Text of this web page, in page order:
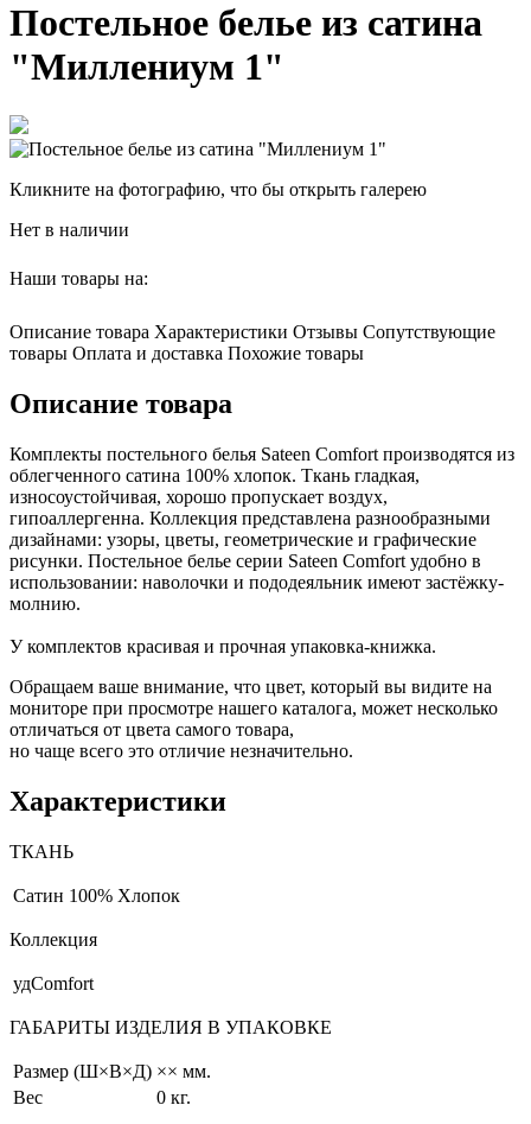
Постельное белье из сатина
"Миллениум 1"
Кликните на фотографию, что бы открыть галерею
Нет в наличии
Наши товары на:
Описание товара Характеристики Отзывы Сопутствующие
товары Оплата и доставка Похожие товары
Описание товара
Комплекты постельного белья Sateen Comfort производятся из
облегченного сатина 100% хлопок. Ткань гладкая,
износоустойчивая, хорошо пропускает воздух,
гипоаллергенна. Коллекция представлена разнообразными
дизайнами: узоры, цветы, геометрические и графические
рисунки. Постельное белье серии Sateen Comfort удобно в
использовании: наволочки и пододеяльник имеют застёжку-
молнию.
У комплектов красивая и прочная упаковка-книжка.
Обращаем ваше внимание, что цвет, который вы видите на
мониторе при просмотре нашего каталога, может несколько
отличаться от цвета самого товара,
но чаще всего это отличие незначительно.
Характеристики
ТКАНЬ
Сатин 100% Хлопок
Коллекция
удComfort
ГАБАРИТЫ ИЗДЕЛИЯ В УПАКОВКЕ
Размер (Ш×В×Д) ×× мм.
Вес
0 кг.